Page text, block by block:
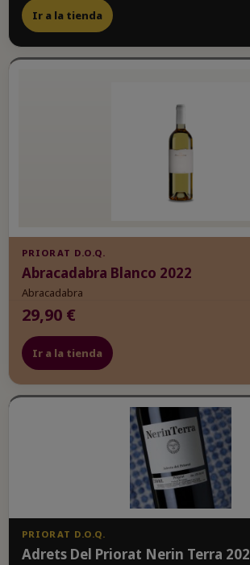
Ir a la tienda
PRIORAT D.O.Q.
Abracadabra Blanco 2022
Abracadabra
29,90 €
Ir a la tienda
PRIORAT D.O.Q.
Adrets Del Priorat Nerin Terra